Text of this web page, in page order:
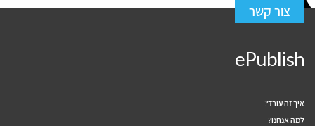
צור קשר
ePublish
איך זה עובד?
למה אנחנו?